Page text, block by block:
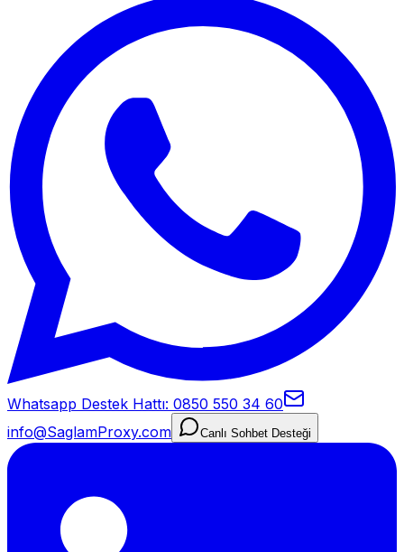
Whatsapp Destek Hattı: 0850 550 34 60
info@SaglamProxy.com
Canlı Sohbet Desteği